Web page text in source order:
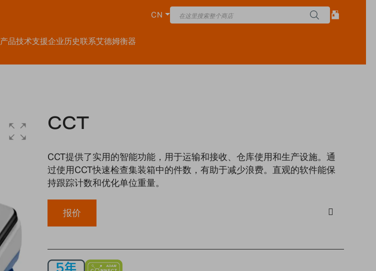
产品技术支援企业历史联系艾德姆衡器
CN
CCT
CCT提供了实用的智能功能，用于运输和接收、仓库使用和生产设施。通
过使用CCT快速检查集装箱中的件数，有助于减少浪费。直观的软件能保
持跟踪计数和优化单位重量。
报价